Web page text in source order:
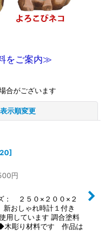
をご案内≫
合がございます
表示順変更
]
円
： ２５０×２００×２
おしゃれ時計１付き
ています 調合塗料
木彫り材料です 作品は